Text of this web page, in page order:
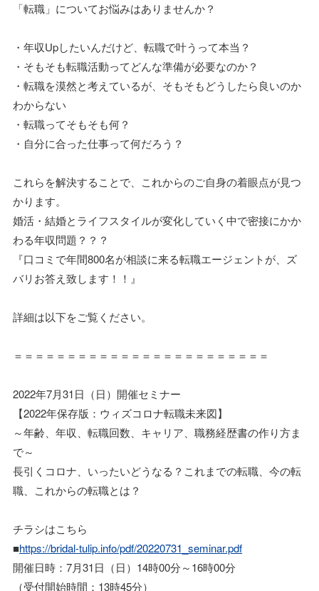
「転職」についてお悩みはありませんか？
・年収Upしたいんだけど、転職で叶うって本当？
・そもそも転職活動ってどんな準備が必要なのか？
・転職を漠然と考えているが、そもそもどうしたら良いのか
わからない
・転職ってそもそも何？
・自分に合った仕事って何だろう？
これらを解決することで、これからのご自身の着眼点が見つ
かります。
婚活・結婚とライフスタイルが変化していく中で密接にかか
わる年収問題？？？
『口コミで年間800名が相談に来る転職エージェントが、ズ
バリお答え致します！！』
詳細は以下をご覧ください。
＝＝＝＝＝＝＝＝＝＝＝＝＝＝＝＝＝＝＝＝＝＝＝＝
2022年7月31日（日）開催セミナー
【2022年保存版：ウィズコロナ転職未来図】
～年齢、年収、転職回数、キャリア、職務経歴書の作り方ま
で～
長引くコロナ、いったいどうなる？これまでの転職、今の転
職、これからの転職とは？
チラシはこちら
■https://bridal-tulip.info/pdf/20220731_seminar.pdf
開催日時：7月31日（日）14時00分～16時00分
（受付開始時間：13時45分）